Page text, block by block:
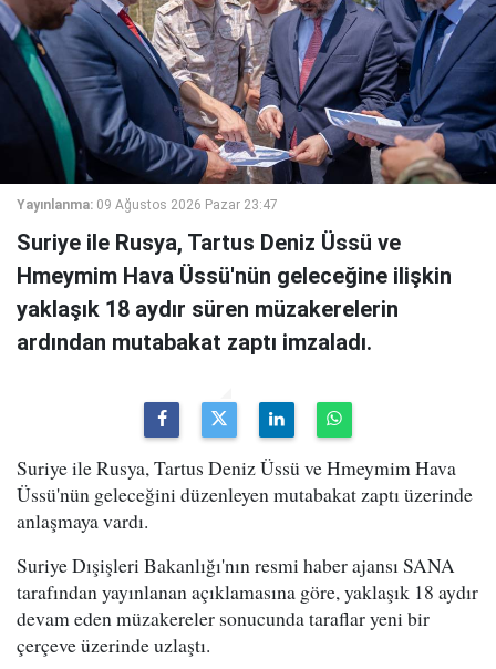
Yayınlanma: 09 Ağustos 2026 Pazar 23:47
Suriye ile Rusya, Tartus Deniz Üssü ve
Hmeymim Hava Üssü'nün geleceğine ilişkin
yaklaşık 18 aydır süren müzakerelerin
ardından mutabakat zaptı imzaladı.
Suriye ile Rusya, Tartus Deniz Üssü ve Hmeymim Hava
Üssü'nün geleceğini düzenleyen mutabakat zaptı üzerinde
anlaşmaya vardı.
Suriye Dışişleri Bakanlığı'nın resmi haber ajansı SANA
tarafından yayınlanan açıklamasına göre, yaklaşık 18 aydır
devam eden müzakereler sonucunda taraflar yeni bir
çerçeve üzerinde uzlaştı.